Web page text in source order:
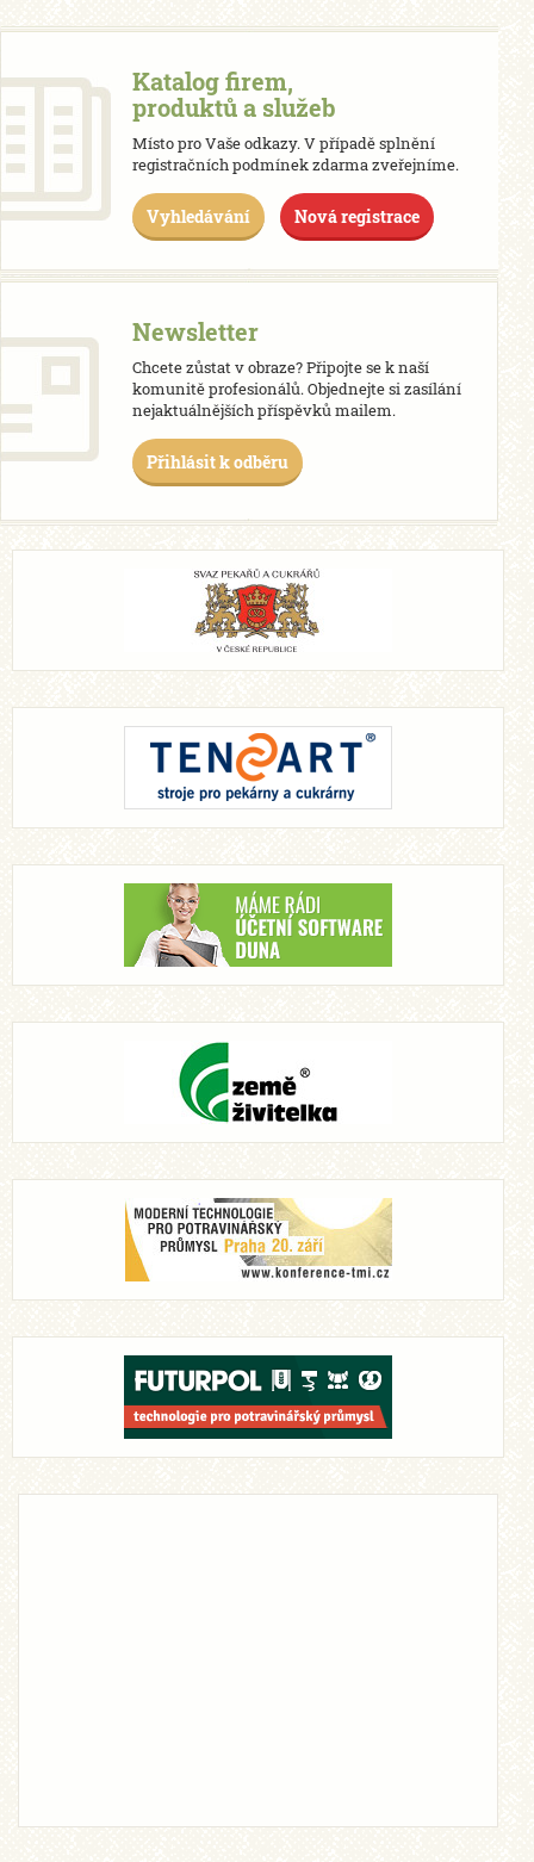
Katalog firem,
produktů a služeb
Místo pro Vaše odkazy. V případě splnění
registračních podmínek zdarma zveřejníme.
Vyhledávání Nová registrace
Newsletter
Chcete zůstat v obraze? Připojte se k naší
komunitě profesionálů. Objednejte si zasílání
nejaktuálnějších příspěvků mailem.
Přihlásit k odběru